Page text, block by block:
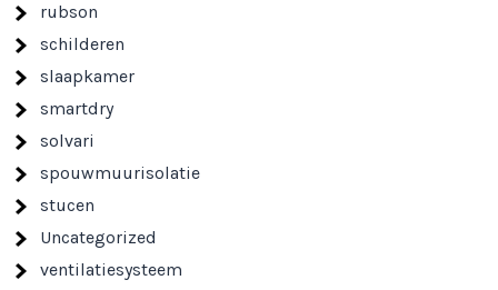
rubson
schilderen
slaapkamer
smartdry
solvari
spouwmuurisolatie
stucen
Uncategorized
ventilatiesysteem